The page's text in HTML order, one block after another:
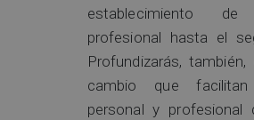
establecimiento
profesional hasta el
Profundizarás,
cambio que
personal y profesional